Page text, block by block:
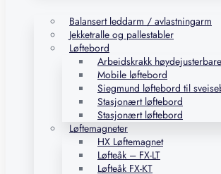
Balansert leddarm / avlastningarm
Jekketralle og pallestabler
Løftebord
Arbeidskrakk høydejusterbare
Mobile løftebord
Siegmund løftebord til
Stasjonært løftebord
Stasjonært løftebord
Løftemagneter
HX Løftemagnet
Løfteåk – FX-LT
Løfteåk FX-KT